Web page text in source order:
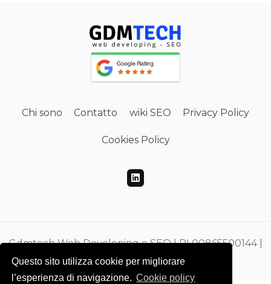
Questo sito utilizza cookie per migliorare
l’esperienza di navigazione. Cookie policy
Chi sono Contatto wiki SEO Privacy Policy
Cookies Policy
Gdmtech Web Developing e SEO | PI 00865500144 |
CF DMEGZN73A10F205M